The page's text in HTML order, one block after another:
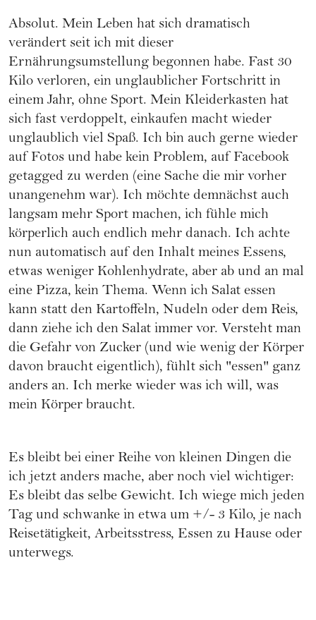
Absolut. Mein Leben hat sich dramatisch
verändert seit ich mit dieser
Ernährungsumstellung begonnen habe. Fast 30
Kilo verloren, ein unglaublicher Fortschritt in
einem Jahr, ohne Sport. Mein Kleiderkasten hat
sich fast verdoppelt, einkaufen macht wieder
unglaublich viel Spaß. Ich bin auch gerne wieder
auf Fotos und habe kein Problem, auf Facebook
getagged zu werden (eine Sache die mir vorher
unangenehm war). Ich möchte demnächst auch
langsam mehr Sport machen, ich fühle mich
körperlich auch endlich mehr danach. Ich achte
nun automatisch auf den Inhalt meines Essens,
etwas weniger Kohlenhydrate, aber ab und an mal
eine Pizza, kein Thema. Wenn ich Salat essen
kann statt den Kartoffeln, Nudeln oder dem Reis,
dann ziehe ich den Salat immer vor. Versteht man
die Gefahr von Zucker (und wie wenig der Körper
davon braucht eigentlich), fühlt sich "essen" ganz
anders an. Ich merke wieder was ich will, was
mein Körper braucht.
Es bleibt bei einer Reihe von kleinen Dingen die
ich jetzt anders mache, aber noch viel wichtiger:
Es bleibt das selbe Gewicht. Ich wiege mich jeden
Tag und schwanke in etwa um +/- 3 Kilo, je nach
Reisetätigkeit, Arbeitsstress, Essen zu Hause oder
unterwegs.